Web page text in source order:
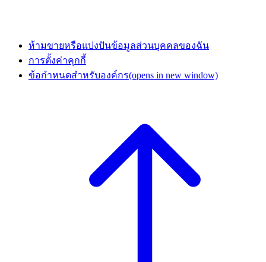
ห้ามขายหรือแบ่งปันข้อมูลส่วนบุคคลของฉัน
การตั้งค่าคุกกี้
ข้อกำหนดสำหรับองค์กร(opens in new window)